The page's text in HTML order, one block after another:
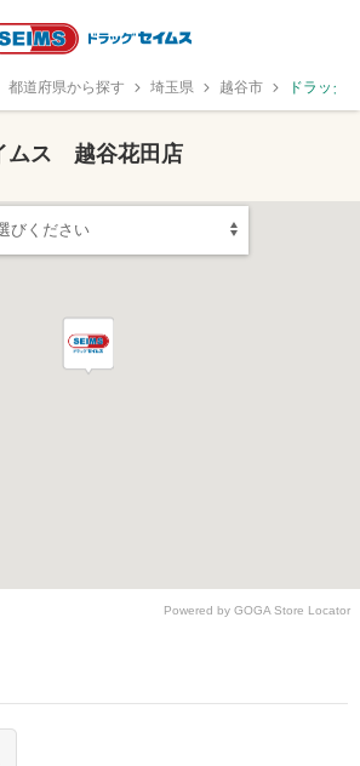
都道府県から探す 埼玉県 越谷市 ドラッグ
ムス 越谷花田店
びください
Powered by GOGA Store Locator